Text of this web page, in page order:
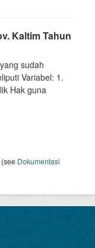
Kaltim Tahun
sudah
Variabel: 1.
Hak guna
(see Dokumentasi